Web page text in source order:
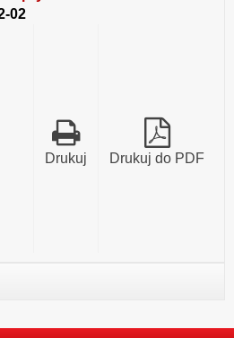
02
Drukuj do PDF
Drukuj